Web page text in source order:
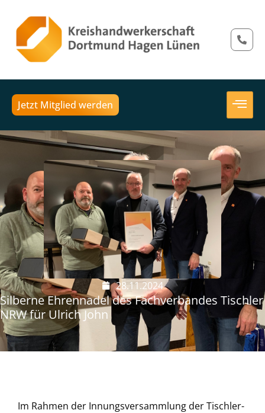
Jetzt Mitglied werden
28.11.2024
Silberne Ehrennadel des Fachverbandes Tischler
NRW für Ulrich John
Im Rahmen der Innungsversammlung der Tischler-